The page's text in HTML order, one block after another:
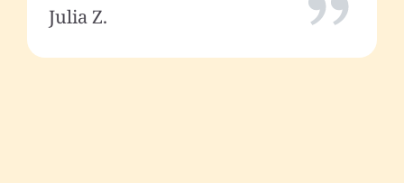
Julia Z.